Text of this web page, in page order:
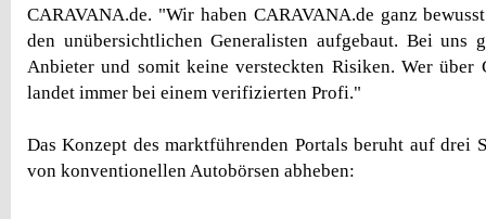
CARAVANA.de. "Wir haben CARAVANA.de ganz
den unübersichtlichen Generalisten aufgebaut. Bei uns
Anbieter und somit keine versteckten Risiken. Wer über
landet immer bei einem verifizierten Profi."
Das Konzept des marktführenden Portals beruht auf drei
von konventionellen Autobörsen abheben: